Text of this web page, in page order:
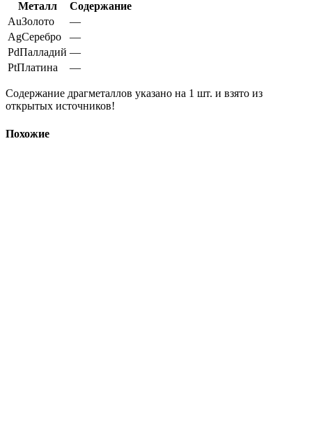
Металл
Содержание
AuЗолото
—
AgСеребро
—
PdПалладий —
PtПлатина —
Содержание драгметаллов указано на 1 шт. и взято из
открытых источников!
Похожие